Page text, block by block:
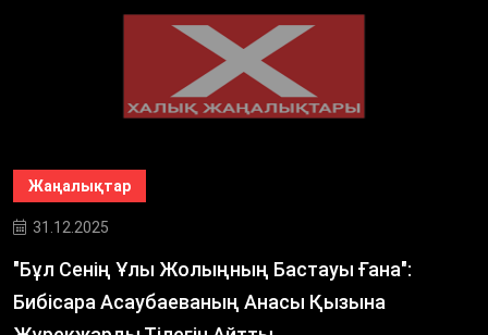
Жаңалықтар
31.12.2025
"Бұл Сенің Ұлы Жолыңның Бастауы Ғана":
Бибісара Асаубаеваның Анасы Қызына